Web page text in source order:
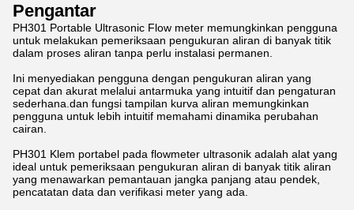
Pengantar
PH301 Portable Ultrasonic Flow meter memungkinkan pengguna
untuk melakukan pemeriksaan pengukuran aliran di banyak titik
dalam proses aliran tanpa perlu instalasi permanen.
Ini menyediakan pengguna dengan pengukuran aliran yang
cepat dan akurat melalui antarmuka yang intuitif dan pengaturan
sederhana.dan fungsi tampilan kurva aliran memungkinkan
pengguna untuk lebih intuitif memahami dinamika perubahan
cairan.
PH301 Klem portabel pada flowmeter ultrasonik adalah alat yang
ideal untuk pemeriksaan pengukuran aliran di banyak titik aliran
yang menawarkan pemantauan jangka panjang atau pendek,
pencatatan data dan verifikasi meter yang ada.